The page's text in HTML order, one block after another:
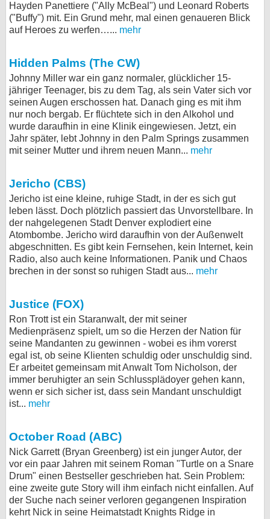
Hayden Panettiere ("Ally McBeal") und Leonard Roberts
("Buffy") mit. Ein Grund mehr, mal einen genaueren Blick
auf Heroes zu werfen…... mehr
Hidden Palms (The CW)
Johnny Miller war ein ganz normaler, glücklicher 15-
jähriger Teenager, bis zu dem Tag, als sein Vater sich vor
seinen Augen erschossen hat. Danach ging es mit ihm
nur noch bergab. Er flüchtete sich in den Alkohol und
wurde daraufhin in eine Klinik eingewiesen. Jetzt, ein
Jahr später, lebt Johnny in den Palm Springs zusammen
mit seiner Mutter und ihrem neuen Mann... mehr
Jericho (CBS)
Jericho ist eine kleine, ruhige Stadt, in der es sich gut
leben lässt. Doch plötzlich passiert das Unvorstellbare. In
der nahgelegenen Stadt Denver explodiert eine
Atombombe. Jericho wird daraufhin von der Außenwelt
abgeschnitten. Es gibt kein Fernsehen, kein Internet, kein
Radio, also auch keine Informationen. Panik und Chaos
brechen in der sonst so ruhigen Stadt aus... mehr
Justice (FOX)
Ron Trott ist ein Staranwalt, der mit seiner
Medienpräsenz spielt, um so die Herzen der Nation für
seine Mandanten zu gewinnen - wobei es ihm vorerst
egal ist, ob seine Klienten schuldig oder unschuldig sind.
Er arbeitet gemeinsam mit Anwalt Tom Nicholson, der
immer beruhigter an sein Schlussplädoyer gehen kann,
wenn er sich sicher ist, dass sein Mandant unschuldigt
ist... mehr
October Road (ABC)
Nick Garrett (Bryan Greenberg) ist ein junger Autor, der
vor ein paar Jahren mit seinem Roman "Turtle on a Snare
Drum" einen Bestseller geschrieben hat. Sein Problem:
eine zweite gute Story will ihm einfach nicht einfallen. Auf
der Suche nach seiner verloren gegangenen Inspiration
kehrt Nick in seine Heimatstadt Knights Ridge in